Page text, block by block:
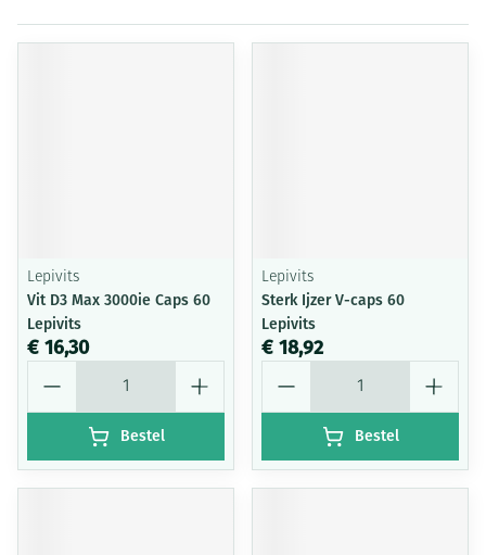
Lepivits
Vit D3 Max 3000ie Caps 60
Lepivits
€ 16,30
Bestel
Lepivits
Sterk Ijzer V-caps 60
Lepivits
€ 18,92
Bestel